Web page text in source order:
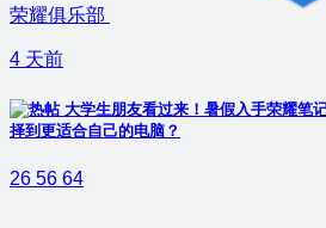
荣耀俱乐部
4 天前
大学生朋友看过来！暑假入手荣耀笔
择到更适合自己的电脑？
26 56 64